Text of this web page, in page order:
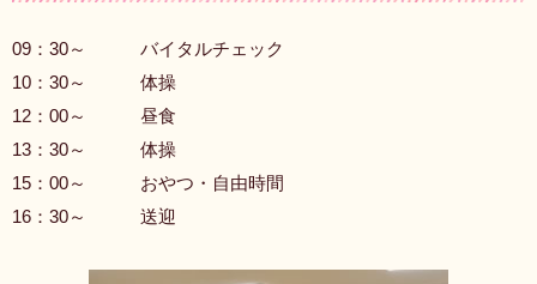
09：30～
バイタルチェック
10：30～
体操
12：00～
昼食
13：30～
体操
15：00～
おやつ・自由時間
16：30～
送迎